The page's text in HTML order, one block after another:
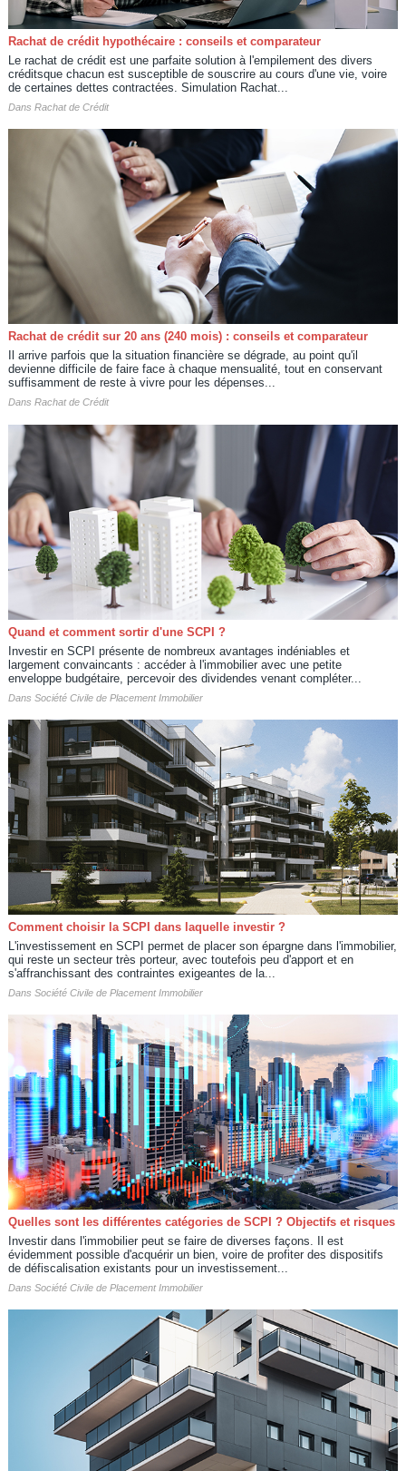
Rachat de crédit hypothécaire : conseils et comparateur
Le rachat de crédit est une parfaite solution à l'empilement des divers
créditsque chacun est susceptible de souscrire au cours d'une vie, voire
de certaines dettes contractées. Simulation Rachat...
Dans Rachat de Crédit
Rachat de crédit sur 20 ans (240 mois) : conseils et comparateur
Il arrive parfois que la situation financière se dégrade, au point qu'il
devienne difficile de faire face à chaque mensualité, tout en conservant
suffisamment de reste à vivre pour les dépenses...
Dans Rachat de Crédit
Quand et comment sortir d'une SCPI ?
Investir en SCPI présente de nombreux avantages indéniables et
largement convaincants : accéder à l'immobilier avec une petite
enveloppe budgétaire, percevoir des dividendes venant compléter...
Dans Société Civile de Placement Immobilier
Comment choisir la SCPI dans laquelle investir ?
L'investissement en SCPI permet de placer son épargne dans l'immobilier,
qui reste un secteur très porteur, avec toutefois peu d'apport et en
s'affranchissant des contraintes exigeantes de la...
Dans Société Civile de Placement Immobilier
Quelles sont les différentes catégories de SCPI ? Objectifs et risques
Investir dans l'immobilier peut se faire de diverses façons. Il est
évidemment possible d'acquérir un bien, voire de profiter des dispositifs
de défiscalisation existants pour un investissement...
Dans Société Civile de Placement Immobilier